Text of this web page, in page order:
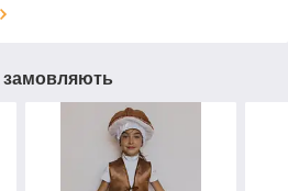
замовляють